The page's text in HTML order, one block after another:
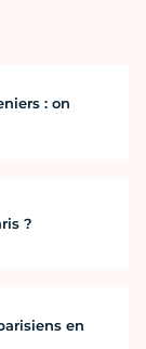
: on
?
en